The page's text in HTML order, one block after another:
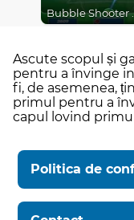
Ascute scopul și
pentru a învinge
fi, de asemenea,
primul pentru a
capul lovind
Politica de